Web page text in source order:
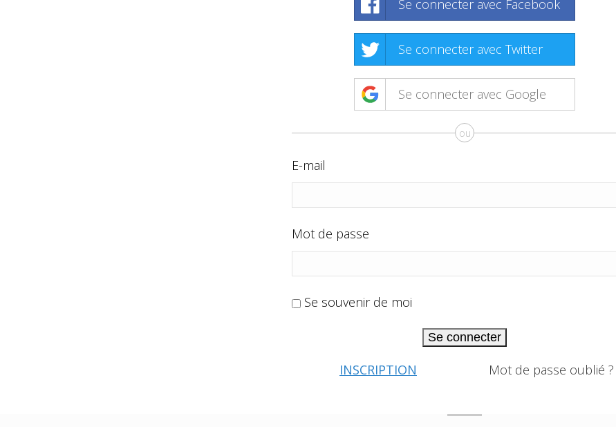
Se connecter avec Facebook
Se connecter avec Twitter
Se connecter avec Google
ou
E-mail
Mot de passe
Se souvenir de moi
Se connecter
INSCRIPTION Mot de passe oublié ?